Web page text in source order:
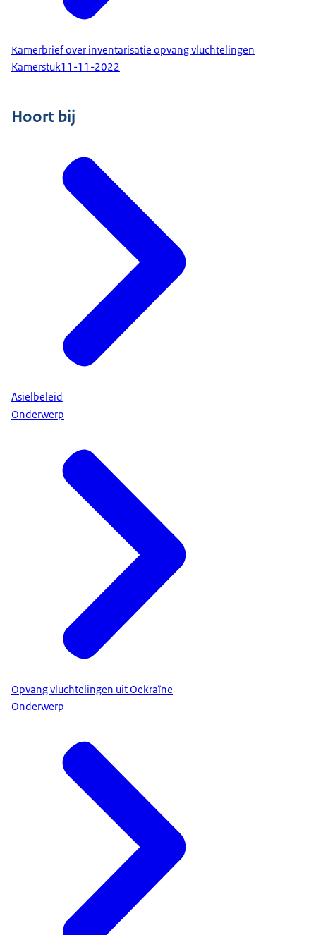
Kamerbrief over inventarisatie opvang vluchtelingen
Kamerstuk11-11-2022
Hoort bij
Asielbeleid
Onderwerp
Opvang vluchtelingen uit Oekraïne
Onderwerp